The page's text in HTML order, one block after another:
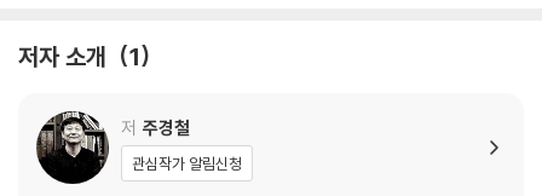
을 여실히 드러내는 이 책은, 궁금하지만 그동안 우리가 잘 알지 못했던 중
세인들을 한자리에 불러모음으로써 총천연색 중세의 모자이크를 선사한
바이외 태피스트리
영어의 변화
7 노르만 용병, 시칠리아왕국을 세우다
팔레르모의 카펠라 팔라티나
저자 소개 1
저 주경철
관심작가 알림신청